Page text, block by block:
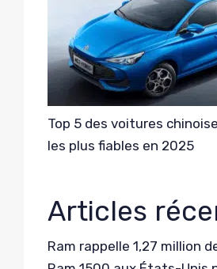
Top 5 des voitures
les plus fiables en 2025
Articles
Ram rappelle 1,27 million